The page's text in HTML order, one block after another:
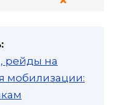
рейды на
мобилизации: